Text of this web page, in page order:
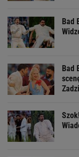
Bad
Bad